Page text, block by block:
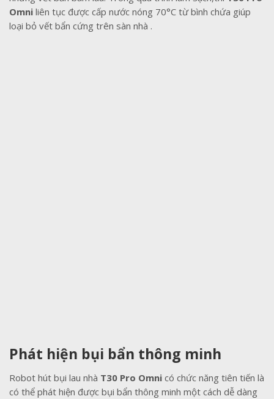
Omni liên tục được cấp nước nóng 70°C từ bình chứa giúp
loại bỏ vết bẩn cứng trên sàn nhà .
Phát hiện bụi bẩn thông minh
Robot hút bụi lau nhà T30 Pro Omni có chức năng tiên tiến là
có thể phát hiện được bụi bẩn thông minh một cách dễ dàng